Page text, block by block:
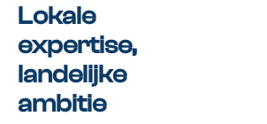
Lokale
expertise,
landelijke
ambitie